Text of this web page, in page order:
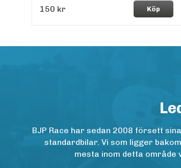
150 kr Köp
BJP Race har sedan 2008 försett
standardbilar. Vi som ligger
mesta inom detta område